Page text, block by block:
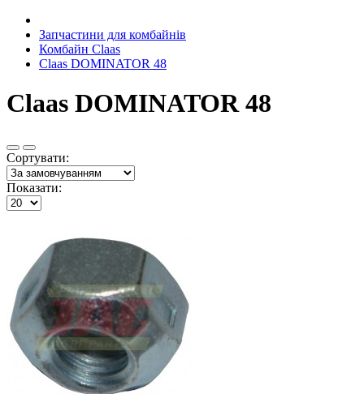
Запчастини для комбайнів
Комбайн Claas
Claas DOMINATOR 48
Claas DOMINATOR 48
Сортувати:
Показати: